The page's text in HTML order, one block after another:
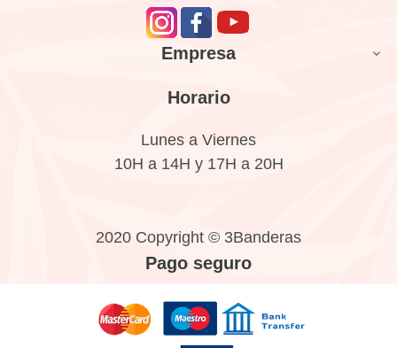
Empresa 
Horario
Lunes a Viernes
10H a 14H y 17H a 20H
2020 Copyright © 3Banderas
Pago seguro